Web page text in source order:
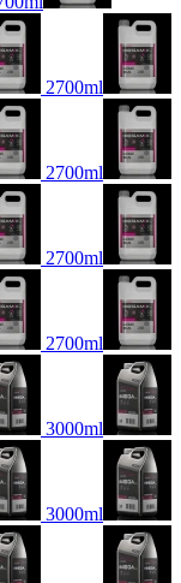
2700ml
2700ml
2700ml
2700ml
3000ml
3000ml